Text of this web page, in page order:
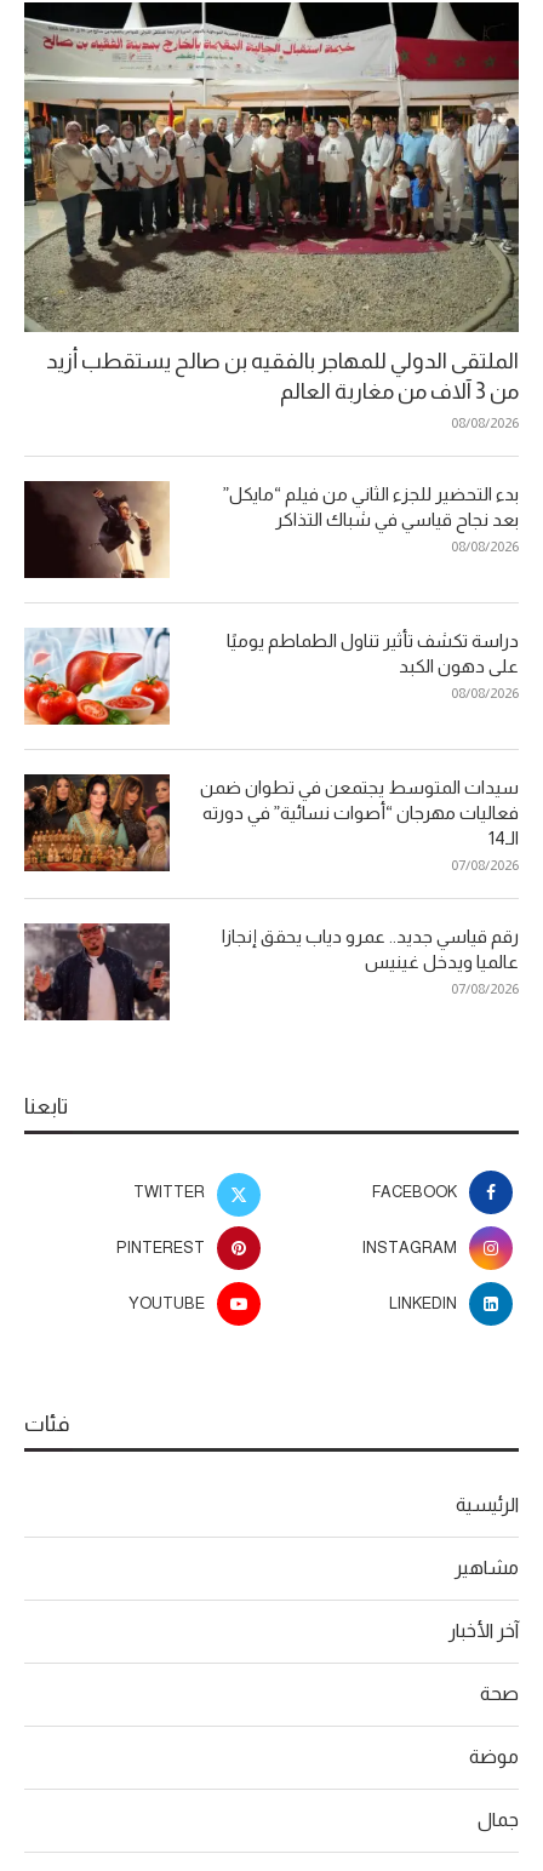
الملتقى الدولي للمهاجر بالفقيه بن صالح يستقطب أزيد
من 3 آلاف من مغاربة العالم
08/08/2026
بدء التحضير للجزء الثاني من فيلم “مايكل”
بعد نجاح قياسي في شباك التذاكر
08/08/2026
دراسة تكشف تأثير تناول الطماطم يوميًا
على دهون الكبد
08/08/2026
سيدات المتوسط يجتمعن في تطوان ضمن
فعاليات مهرجان “أصوات نسائية” في دورته
الـ14
07/08/2026
رقم قياسي جديد.. عمرو دياب يحقق إنجازا
عالميا ويدخل غينيس
07/08/2026
تابعنا
FACEBOOK
TWITTER
INSTAGRAM
PINTEREST
LINKEDIN
YOUTUBE
فئات
الرئيسية
مشاهير
آخر الأخبار
صحة
موضة
جمال